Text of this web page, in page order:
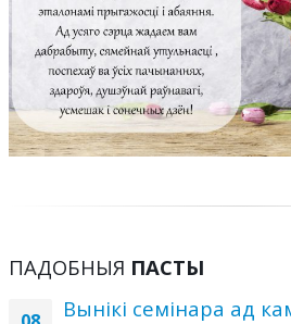
ПАДОБНЫЯ ПАСТЫ
Вынікі семінара ад